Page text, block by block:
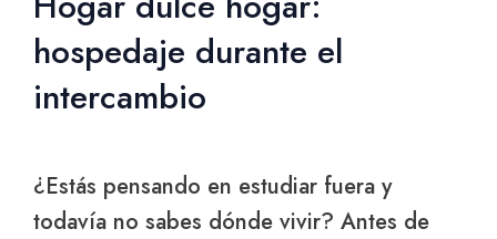
hospedaje durante el
intercambio
¿Estás pensando en estudiar fuera y
todavía no sabes dónde vivir? Antes de